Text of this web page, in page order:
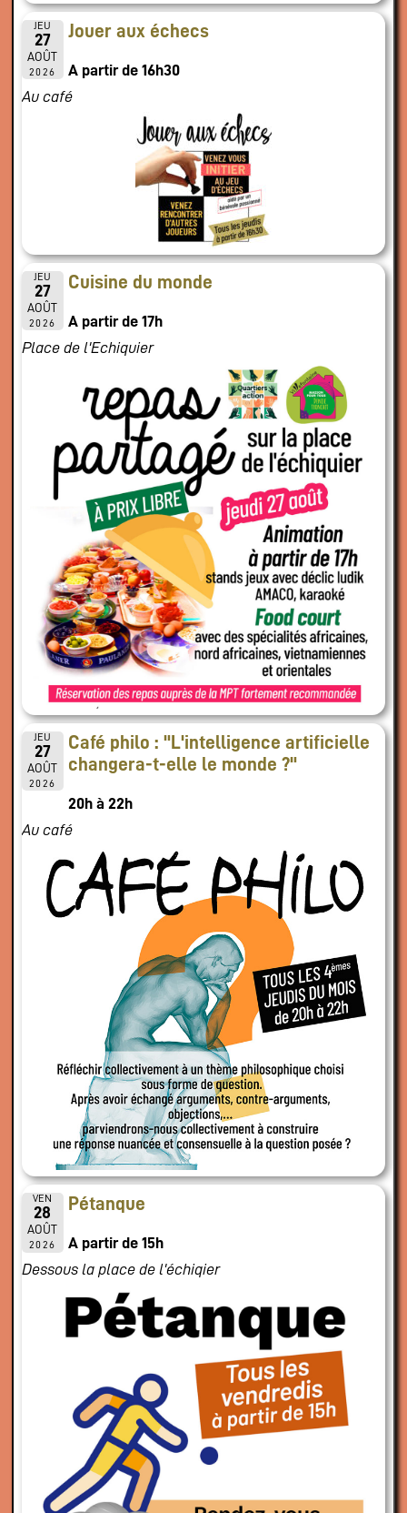
JEU
27
AOÛT
2026
Jouer aux échecs
A partir de 16h30
Au café
JEU
27
AOÛT
2026
Cuisine du monde
A partir de 17h
Place de l'Echiquier
JEU
27
AOÛT
2026
Café philo : "L'intelligence artificielle
changera-t-elle le monde ?"
20h à 22h
Au café
VEN
28
AOÛT
2026
Pétanque
A partir de 15h
Dessous la place de l'échiqier